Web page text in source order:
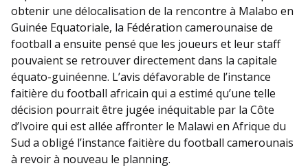
obtenir une délocalisation de la rencontre à Malabo en
Guinée Equatoriale, la Fédération camerounaise de
football a ensuite pensé que les joueurs et leur staff
pouvaient se retrouver directement dans la capitale
équato-guinéenne. L’avis défavorable de l’instance
faitière du football africain qui a estimé qu’une telle
décision pourrait être jugée inéquitable par la Côte
d’Ivoire qui est allée affronter le Malawi en Afrique du
Sud a obligé l’instance faitière du football camerounais
à revoir à nouveau le planning.